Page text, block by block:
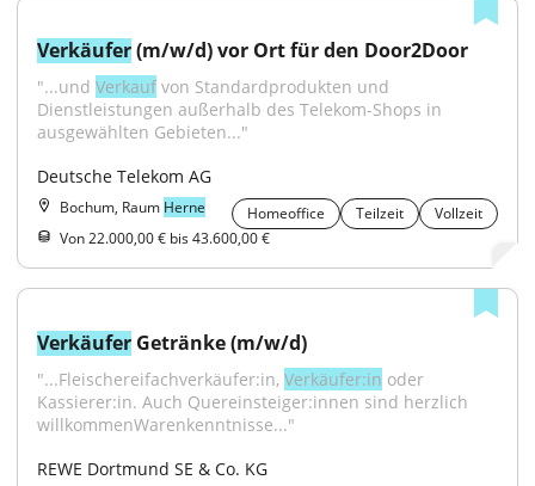
Verkäufer (m/w/d) vor Ort für den Door2Door
"...und Verkauf von Standardprodukten und
Dienstleistungen außerhalb des Telekom-Shops in
ausgewählten Gebieten..."
Deutsche Telekom AG
Bochum, Raum Herne Homeoffice Teilzeit
Vollzeit
Von 22.000,00 € bis 43.600,00 €
Verkäufer Getränke (m/w/d)
"...Fleischereifachverkäufer:in, Verkäufer:in oder
Kassierer:in. Auch Quereinsteiger:innen sind herzlich
willkommenWarenkenntnisse..."
REWE Dortmund SE & Co. KG